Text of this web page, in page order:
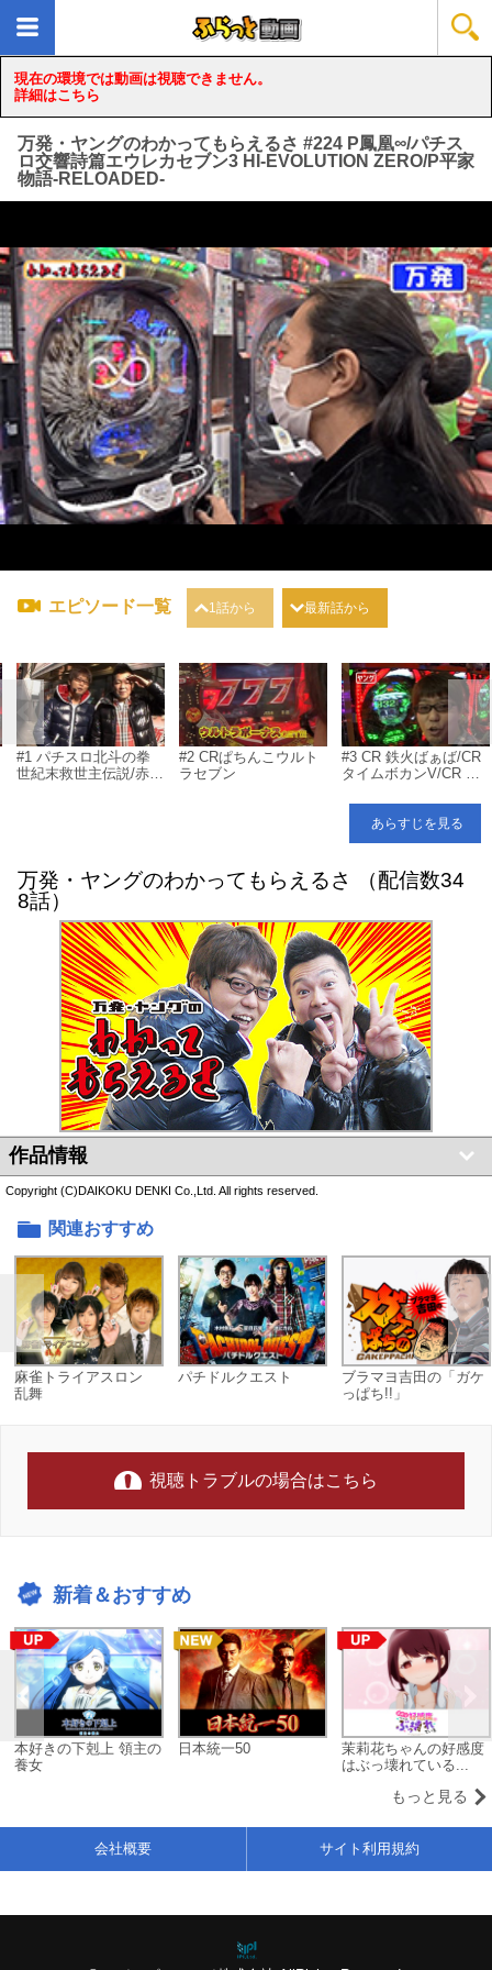
現在の環境では動画は視聴できません。
詳細はこちら
万発・ヤングのわかってもらえるさ #224 P鳳凰∞/パチス
ロ交響詩篇エウレカセブン3 HI‐EVOLUTION ZERO/P平家
物語‐RELOADED‐
loading...
エピソード一覧 1話から 最新話から
#1 パチスロ北斗の拳
世紀末救世主伝説/赤ド
#2 CRぱちんこウルト
ラセブン
#3 CR 鉄火ばぁば/CR
タイムボカンV/CR 餃
ニ/CRF X JAPAN 紅魂/
CR 獣王レジェンドオ
ブザキング HVJD/CR
あらすじを見る
万発・ヤングのわかってもらえるさ （配信数34
8話）
作品情報
Copyright (C)DAIKOKU DENKI Co.,Ltd. All rights reserved.
関連おすすめ
麻雀トライアスロン
乱舞
パチドルクエスト
ブラマヨ吉田の「ガケ
っぱち!!」
視聴トラブルの場合はこちら
新着＆おすすめ
本好きの下剋上 領主の
養女
日本統一50
茉莉花ちゃんの好感度
はぶっ壊れている...
もっと見る
会社概要 サイト利用規約